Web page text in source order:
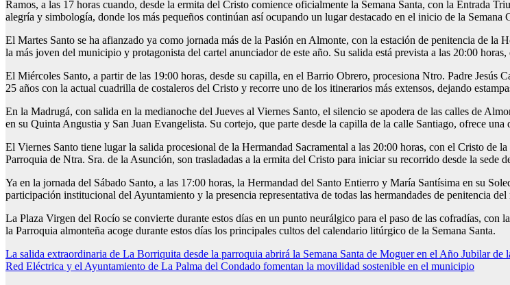
Ramos, a las 17 horas cuando, desde la ermita del Cristo comience oficialmente la Semana Santa, con la Entrada
alegría y simbología, donde los más pequeños continúan así ocupando un lugar destacado en el inicio de la Semana
El Martes Santo se ha afianzado ya como jornada más de la Pasión en Almonte, con la estación de penitencia de
la más joven del municipio y protagonista del cartel anunciador de este año. Su salida está prevista a las 20:00
El Miércoles Santo, a partir de las 19:00 horas, desde su capilla, en el Barrio Obrero, procesiona Ntro. Padre
25 años con la actual cuadrilla de costaleros del Cristo y recorre uno de los itinerarios más extensos, dejando
En la Madrugá, con salida en la medianoche del Jueves al Viernes Santo, el silencio se apodera de las calles de
en su Quinta Angustia y San Juan Evangelista. Su cortejo, que parte desde la capilla de la calle Santiago, ofrece
El Viernes Santo tiene lugar la salida procesional de la Hermandad Sacramental a las 20:00 horas, con el Cristo
Parroquia de Ntra. Sra. de la Asunción, son trasladadas a la ermita del Cristo para iniciar su recorrido desde la sede
Ya en la jornada del Sábado Santo, a las 17:00 horas, la Hermandad del Santo Entierro y María Santísima en su
participación institucional del Ayuntamiento y la presencia representativa de todas las hermandades de penitencia
La Plaza Virgen del Rocío se convierte durante estos días en un punto neurálgico para el paso de las cofradías, con
la Parroquia almonteña acoge durante estos días los principales cultos del calendario litúrgico de la Semana Santa.
Navegación
de
La salida extraordinaria de La Borriquita desde la parroquia abrirá la Semana Santa de Moguer en el Año Jubilar de
Red Eléctrica y el Ayuntamiento de La Palma del Condado fomentan la movilidad sostenible en el municipio